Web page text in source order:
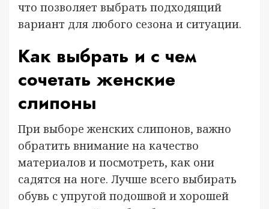
что позволяет выбрать подходящий
вариант для любого сезона и ситуации.
Как выбрать и с чем
сочетать женские
слипоны
При выборе женских слипонов, важно
обратить внимание на качество
материалов и посмотреть, как они
садятся на ноге. Лучше всего выбирать
обувь с упругой подошвой и хорошей